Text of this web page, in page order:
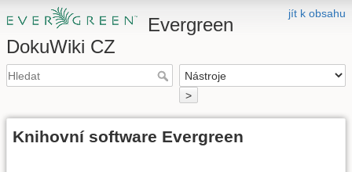
jít k obsahu
Evergreen
DokuWiki CZ
>
Knihovní software Evergreen